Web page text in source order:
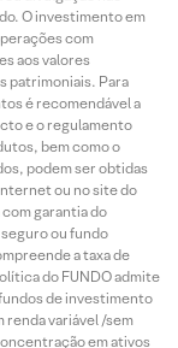
O investimento em
com
aos valores
patrimoniais. Para
é recomendável a
e o regulamento
bem como o
podem ser obtidas
ou no site do
garantia do
ou fundo
a taxa de
do FUNDO admite
de investimento
renda variável /sem
em ativos